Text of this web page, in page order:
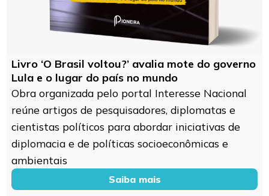
Livro ‘O Brasil voltou?’ avalia mote do governo
Lula e o lugar do país no mundo
Obra organizada pelo portal Interesse Nacional
reúne artigos de pesquisadores, diplomatas e
cientistas políticos para abordar iniciativas de
diplomacia e de políticas socioeconômicas e
ambientais
Saiba mais